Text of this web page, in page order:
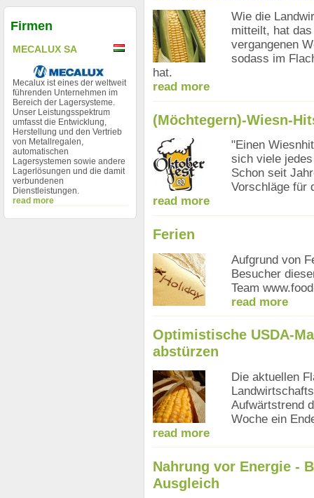
Firmen
MECALUX SA
Mecalux ist eines der weltweit
führenden Unternehmen im
Bereich der Lagersysteme.
Unser Leistungsspektrum
umfasst die Entwicklung,
Herstellung und den Vertrieb
von Metallregalen,
automatischen
Lagersystemen sowie andere
Lagerlösungen und die damit
verbundenen
Dienstleistungen.
read more
Wie die
mitteilt, hat
vergangenen
sodass im
hat.
read more
(Möchtegern)-Wiesn-
"Einen
sich viele
Schon seit
Vorschläge für
read more
Ferien
Aufgrund von
Besucher
Team
read more
Optimistische USDA-
abstürzen
Die aktuellen
Aufwärtstrend
Woche ein
read more
Nahrung vor Energie -
Ausgleich